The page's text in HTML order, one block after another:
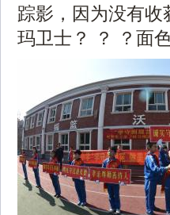
踪影，因为没有
玛卫士？ ？ ？面